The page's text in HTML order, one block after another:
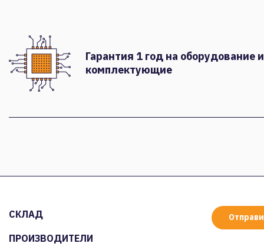
Гарантия 1 год на оборудование и
комплектующие
СКЛАД
ПРОИЗВОДИТЕЛИ